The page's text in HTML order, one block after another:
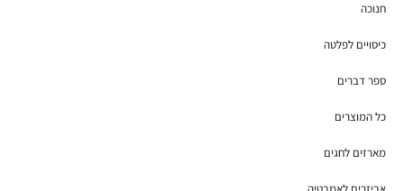
חנוכה
כיסויים לפלטה
ספר דברים
כל המוצרים
מארזים לחגים